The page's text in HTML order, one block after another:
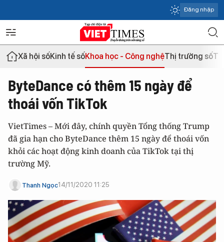
Đăng nhập
Xã hội sốKinh tế sốKhoa học - Công nghệThị trường số
ByteDance có thêm 15 ngày để
thoái vốn TikTok
VietTimes – Mới đây, chính quyền Tổng thống Trump
đã gia hạn cho ByteDance thêm 15 ngày để thoái vốn
khỏi các hoạt động kinh doanh của TikTok tại thị
trường Mỹ.
Thanh Ngọc14/11/2020 11:25